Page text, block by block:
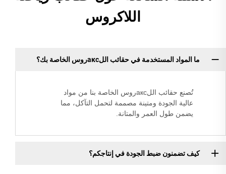
اللاكروس
ما المواد المستخدمة في حقائب اللаксروس الخاصة بك؟
تُصنع حقائب اللаксروس الخاصة بنا من مواد
عالية الجودة ومتينة مصممة لتحمل التآكل، مما
يضمن طول العمر والمتانة.
كيف تضمنون ضبط الجودة في إنتاجكم؟